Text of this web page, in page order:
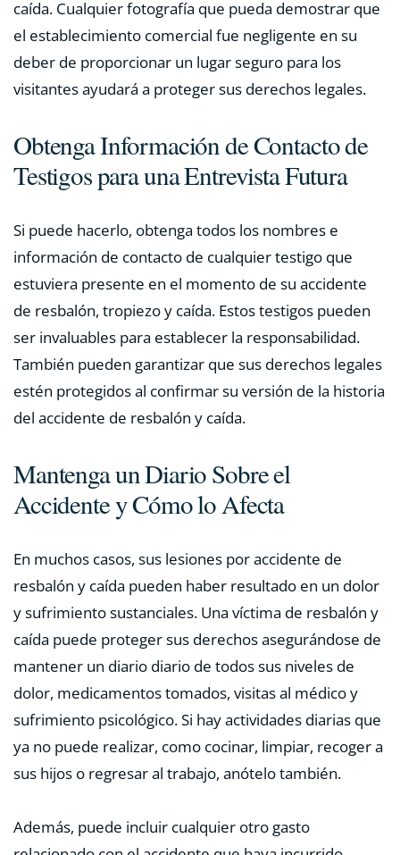
caída. Cualquier fotografía que pueda demostrar que
el establecimiento comercial fue negligente en su
deber de proporcionar un lugar seguro para los
visitantes ayudará a proteger sus derechos legales.
Obtenga Información de Contacto de
Testigos para una Entrevista Futura
Si puede hacerlo, obtenga todos los nombres e
información de contacto de cualquier testigo que
estuviera presente en el momento de su accidente
de resbalón, tropiezo y caída. Estos testigos pueden
ser invaluables para establecer la responsabilidad.
También pueden garantizar que sus derechos legales
estén protegidos al confirmar su versión de la historia
del accidente de resbalón y caída.
Mantenga un Diario Sobre el
Accidente y Cómo lo Afecta
En muchos casos, sus lesiones por accidente de
resbalón y caída pueden haber resultado en un dolor
y sufrimiento sustanciales. Una víctima de resbalón y
caída puede proteger sus derechos asegurándose de
mantener un diario diario de todos sus niveles de
dolor, medicamentos tomados, visitas al médico y
sufrimiento psicológico. Si hay actividades diarias que
ya no puede realizar, como cocinar, limpiar, recoger a
sus hijos o regresar al trabajo, anótelo también.
Además, puede incluir cualquier otro gasto